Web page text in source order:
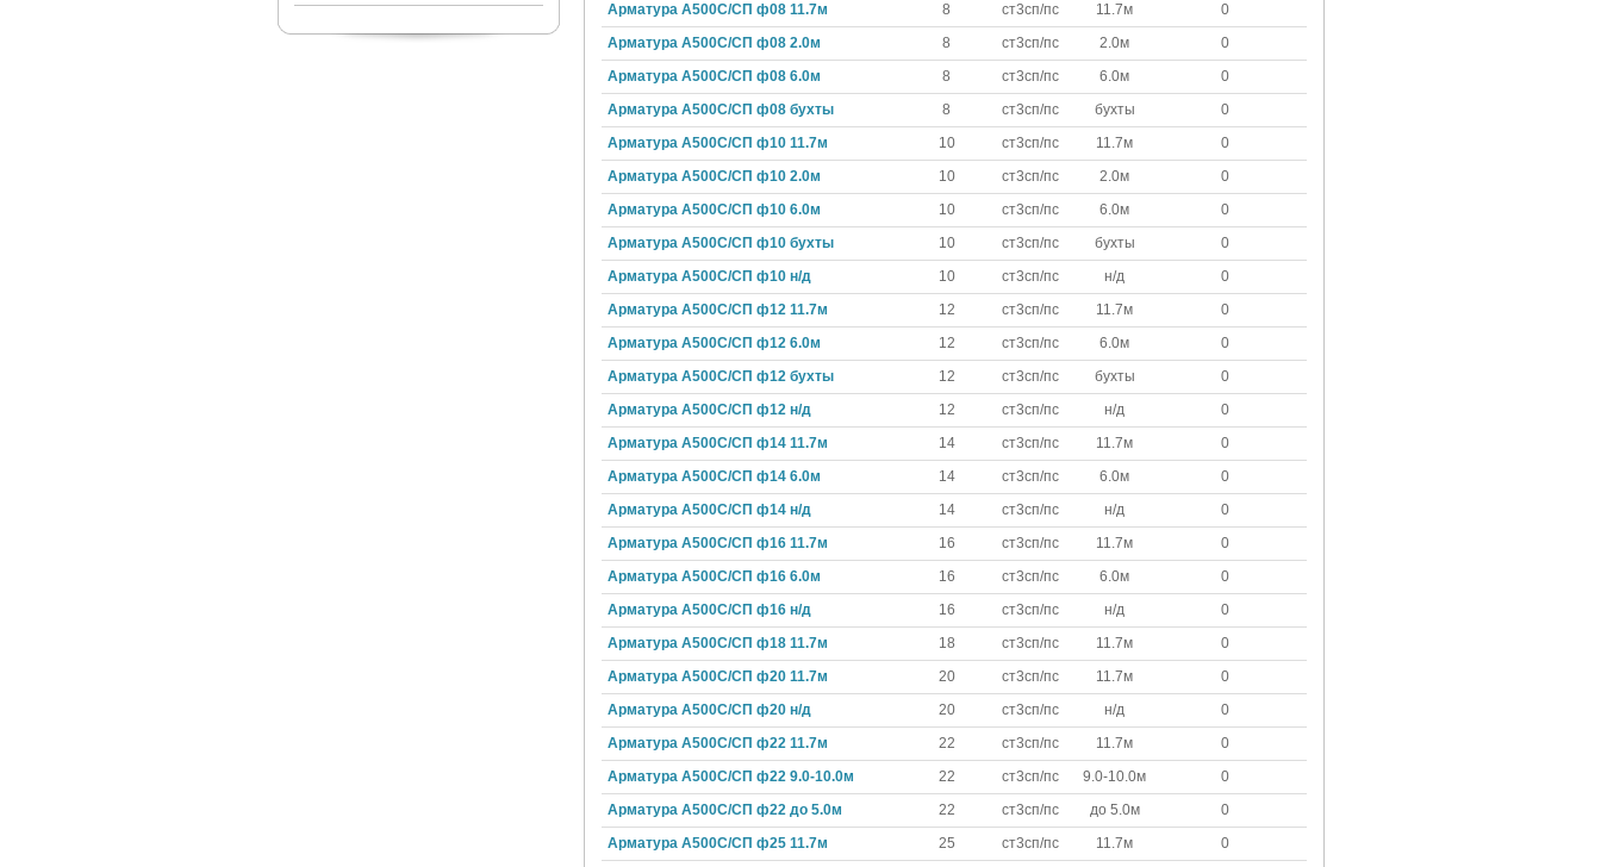
Арматура А500С/СП ф08 11.7м
8 ст3сп/пс 11.7м
0
Арматура А500С/СП ф08 2.0м
8 ст3сп/пс 2.0м
0
Арматура А500С/СП ф08 6.0м
8 ст3сп/пс 6.0м
0
Арматура А500С/СП ф08 бухты
8 ст3сп/пс бухты
0
Арматура А500С/СП ф10 11.7м
10 ст3сп/пс 11.7м
0
Арматура А500С/СП ф10 2.0м
10 ст3сп/пс 2.0м
0
Арматура А500С/СП ф10 6.0м
10 ст3сп/пс 6.0м
0
Арматура А500С/СП ф10 бухты
10 ст3сп/пс бухты
0
Арматура А500С/СП ф10 н/д
10 ст3сп/пс н/д
0
Арматура А500С/СП ф12 11.7м
12 ст3сп/пс 11.7м
0
Арматура А500С/СП ф12 6.0м
12 ст3сп/пс 6.0м
0
Арматура А500С/СП ф12 бухты
12 ст3сп/пс бухты
0
Арматура А500С/СП ф12 н/д
12 ст3сп/пс н/д
0
Арматура А500С/СП ф14 11.7м
14 ст3сп/пс 11.7м
0
Арматура А500С/СП ф14 6.0м
14 ст3сп/пс 6.0м
0
Арматура А500С/СП ф14 н/д
14 ст3сп/пс н/д
0
Арматура А500С/СП ф16 11.7м
16 ст3сп/пс 11.7м
0
Арматура А500С/СП ф16 6.0м
16 ст3сп/пс 6.0м
0
Арматура А500С/СП ф16 н/д
16 ст3сп/пс н/д
0
Арматура А500С/СП ф18 11.7м
18 ст3сп/пс 11.7м
0
Арматура А500С/СП ф20 11.7м
20 ст3сп/пс 11.7м
0
Арматура А500С/СП ф20 н/д
20 ст3сп/пс н/д
0
Арматура А500С/СП ф22 11.7м
22 ст3сп/пс 11.7м
0
Арматура А500С/СП ф22 9.0-10.0м
22 ст3сп/пс 9.0-10.0м
0
Арматура А500С/СП ф22 до 5.0м
22 ст3сп/пс до 5.0м
0
Арматура А500С/СП ф25 11.7м
25 ст3сп/пс 11.7м
0